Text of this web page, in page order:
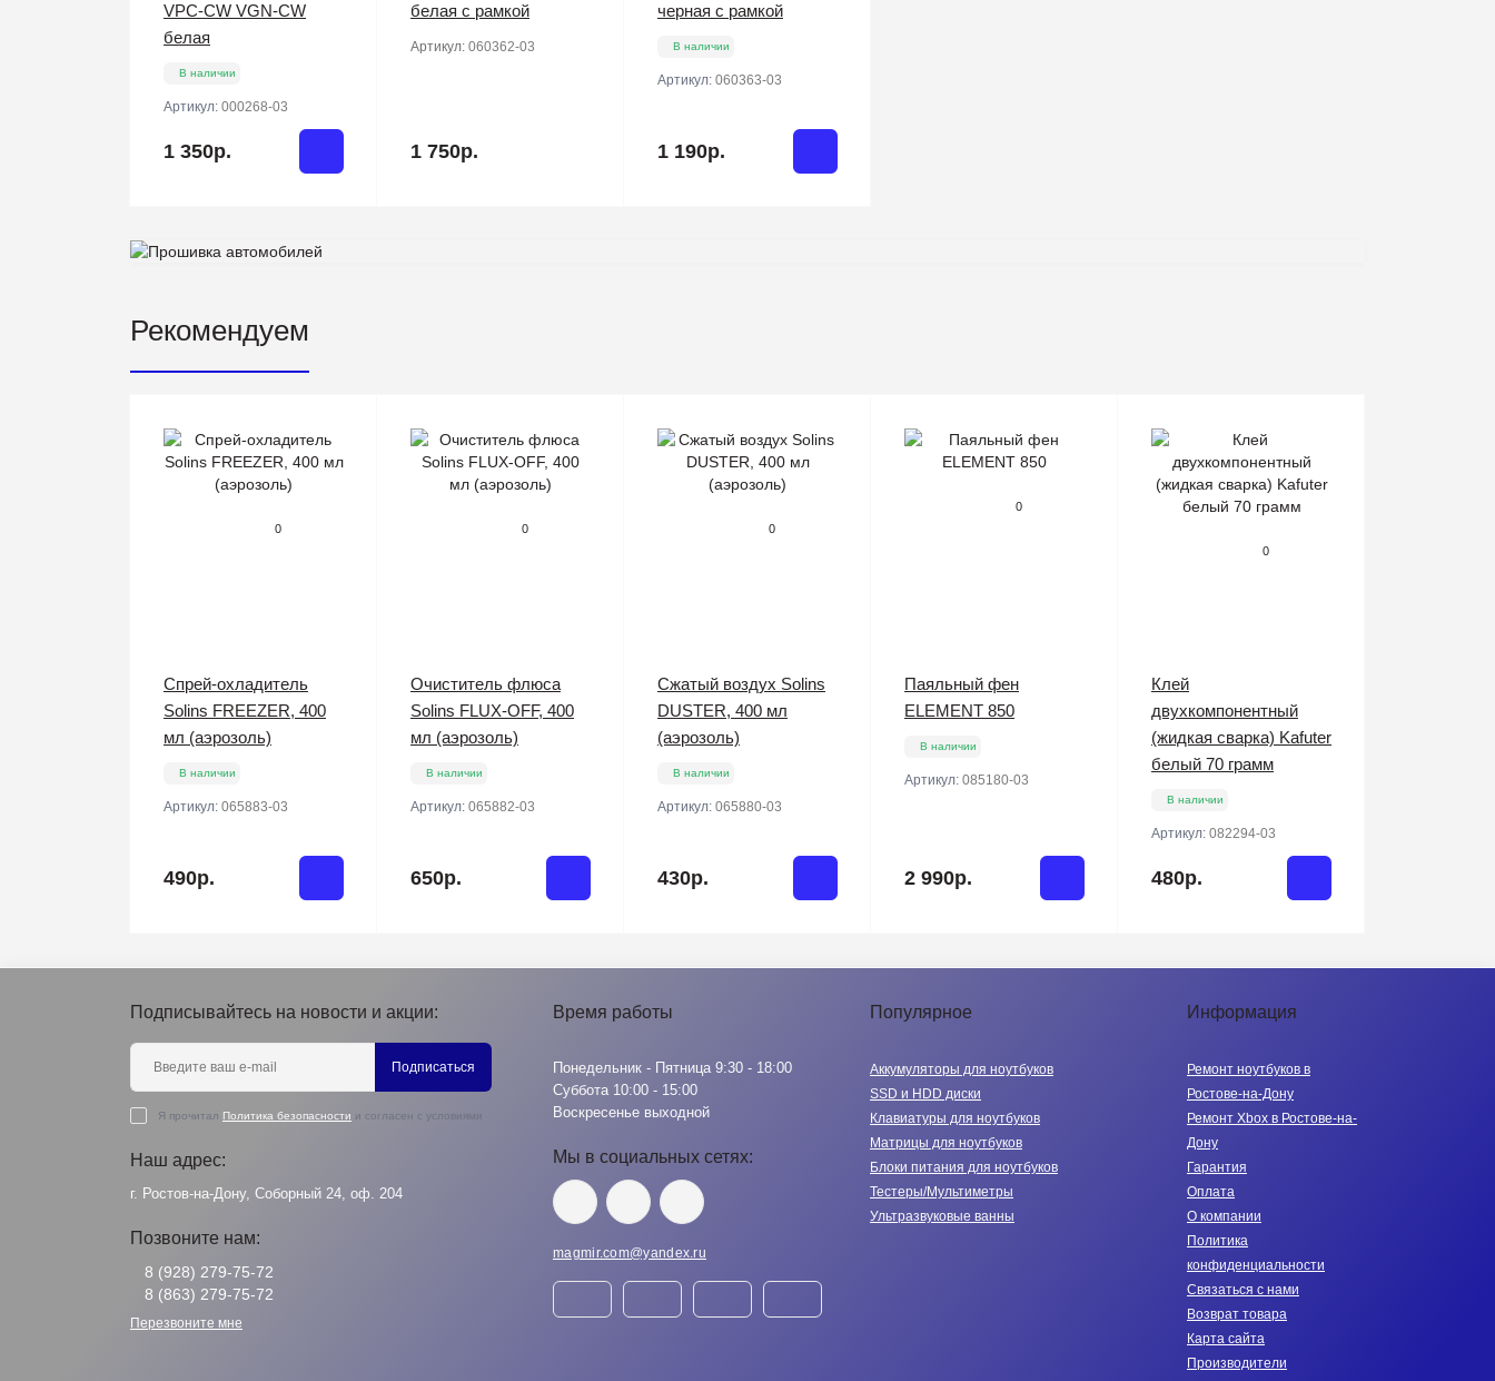
VPC-CW VGN-CW
белая
В наличии
Артикул: 000268-03
1 350р.
белая c рамкой
Артикул: 060362-03
1 750р.
черная c рамкой
В наличии
Артикул: 060363-03
1 190р.
Рекомендуем
0
Спрей-охладитель
Solins FREEZER, 400
мл (аэрозоль)
В наличии
Артикул: 065883-03
490р.
0
Очиститель флюса
Solins FLUX-OFF, 400
мл (аэрозоль)
В наличии
Артикул: 065882-03
650р.
0
Сжатый воздух Solins
DUSTER, 400 мл
(аэрозоль)
В наличии
Артикул: 065880-03
430р.
0
Паяльный фен
ELEMENT 850
В наличии
Артикул: 085180-03
2 990р.
0
Клей
двухкомпонентный
(жидкая сварка) Kafuter
белый 70 грамм
В наличии
Артикул: 082294-03
480р.
Подписывайтесь на новости и акции:
Подписаться
Я прочитал Политика безопасности и согласен с условиями
Наш адрес:
г. Ростов-на-Дону, Соборный 24, оф. 204
Позвоните нам:
8 (928) 279-75-72
8 (863) 279-75-72
Перезвоните мне
Время работы
Понедельник - Пятница 9:30 - 18:00
Суббота 10:00 - 15:00
Воскресенье выходной
Мы в социальных сетях:
magmir.com@yandex.ru
Популярное
Аккумуляторы для ноутбуков
SSD и HDD диски
Клавиатуры для ноутбуков
Матрицы для ноутбуков
Блоки питания для ноутбуков
Тестеры/Мультиметры
Ультразвуковые ванны
Информация
Ремонт ноутбуков в
Ростове-на-Дону
Ремонт Xbox в Ростове-на-
Дону
Гарантия
Оплата
О компании
Политика
конфиденциальности
Связаться с нами
Возврат товара
Карта сайта
Производители